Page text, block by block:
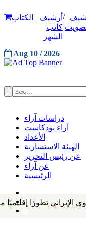
/ أرشيف
كاتب
الشهر
الكتاب
Aug 10 / 2026
دراسات آراء
آراء بودكاست
الأعداد
الهيئة الاستشارية
عن رئيس التحرير
عن آراء
الرئيسية
الإيراني تطورًا